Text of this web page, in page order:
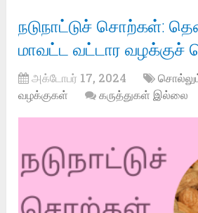
நடுநாட்டுச் சொற்கள்:
மாவட்ட வட்டார
அக்டோபர் 17, 2024
வழக்குகள்
கருத்துகள் இல்லை